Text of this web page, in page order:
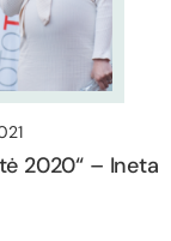
2020“ – Ineta